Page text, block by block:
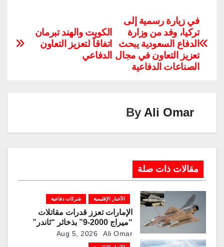
c
e
b
o
at
s
A
p
tt
er
er
e
st
gr
a
e
dI
y
Li
الكويت والهند تبرمان
اتفاقاً لتعزيز التعاون
الدفاعي
في زيارة رسمية إلى
تركيا، وفد من وزارة
الدفاع السعودية يبحث
تعزيز التعاون في مجال
الصناعات الدفاعية
By Ali Omar
مقالات ذات صلة
الأخبار الإقليمية شركات دفاعية
الإمارات تعزز قدرات مقاتلات
“ميراج 2000-9” بذخائر “ثاندر”
الذكية المطورة محليًا
Aug 5, 2026 Ali Omar